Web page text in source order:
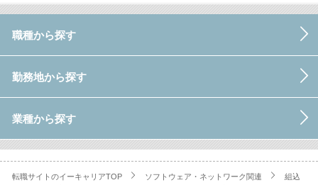
職種から探す
勤務地から探す
業種から探す
転職サイトのイーキャリアTOP ソフトウェア・ネットワーク関連
組込